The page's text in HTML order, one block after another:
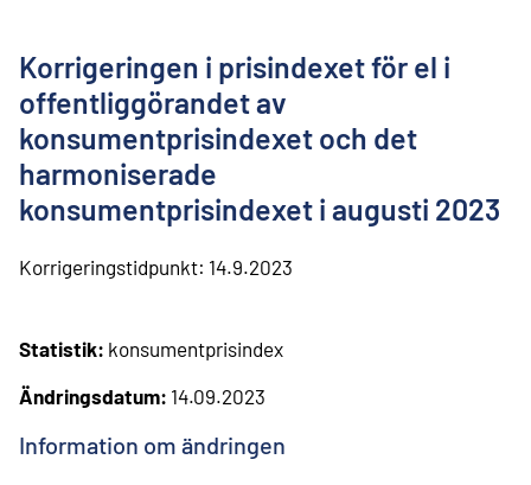
Korrigeringen i prisindexet för el i
offentliggörandet av
konsumentprisindexet och det
harmoniserade
konsumentprisindexet i augusti 2023
Korrigeringstidpunkt: 14.9.2023
Statistik: konsumentprisindex
Ändringsdatum: 14.09.2023
Information om ändringen